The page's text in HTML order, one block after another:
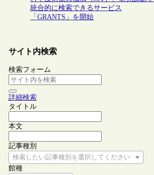
統合的に検索できるサービス
「GRANTS」を開始
サイト内検索
検索フォーム
詳細検索
タイトル
本文
記事種別
検索したい記事種別を選択してください
館種